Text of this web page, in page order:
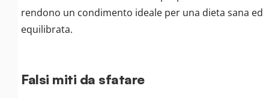
rendono un condimento ideale per una dieta sana ed
equilibrata.
Falsi miti da sfatare